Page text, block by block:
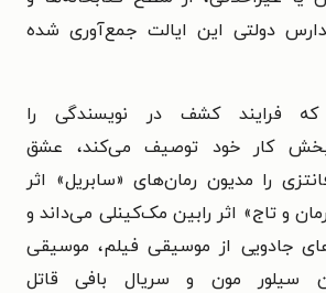
دولتی این ایالت جمع‌آوری شده
که فرایند کشف در نویسندگی را
بخش کار خود توصیف می‌کند، عشق
را مدیون رمان‌های «سابریل» اثر
و تاج» اثر رابین مک‌کینلی می‌داند و
جادویی از موسیقی فیلم، موسیقی
سیلور مون و سریال بافی قاتل